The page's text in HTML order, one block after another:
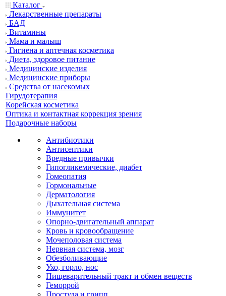
Каталог
Лекарственные препараты
БАД
Витамины
Мама и малыш
Гигиена и аптечная косметика
Диета, здоровое питание
Медицинские изделия
Медицинские приборы
Средства от насекомых
Гирудотерапия
Корейская косметика
Оптика и контактная коррекция зрения
Подарочные наборы
Антибиотики
Антисептики
Вредные привычки
Гипогликемические, диабет
Гомеопатия
Гормональные
Дерматология
Дыхательная система
Иммунитет
Опорно-двигательный аппарат
Кровь и кровообращение
Мочеполовая система
Нервная система, мозг
Обезболивающие
Ухо, горло, нос
Пищеварительный тракт и обмен веществ
Геморрой
Простуда и грипп